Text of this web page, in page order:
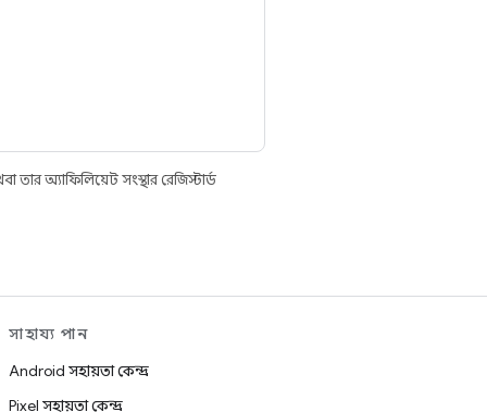
অ্যাফিলিয়েট সংস্থার রেজিস্টার্ড
সাহায্য পান
Android সহায়তা কেন্দ্র
Pixel সহায়তা কেন্দ্র